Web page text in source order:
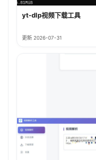
yt-dlp视频下载工具
更新 2026-07-31